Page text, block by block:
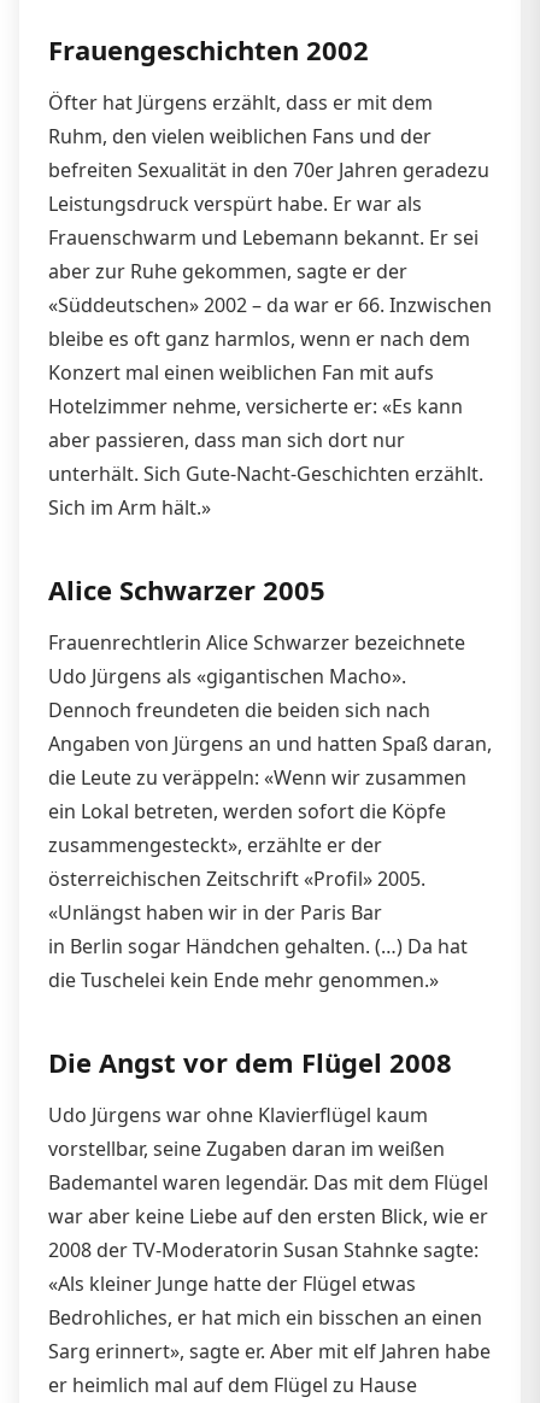
Frauengeschichten 2002
Öfter hat Jürgens erzählt, dass er mit dem
Ruhm, den vielen weiblichen Fans und der
befreiten Sexualität in den 70er Jahren geradezu
Leistungsdruck verspürt habe. Er war als
Frauenschwarm und Lebemann bekannt. Er sei
aber zur Ruhe gekommen, sagte er der
«Süddeutschen» 2002 – da war er 66. Inzwischen
bleibe es oft ganz harmlos, wenn er nach dem
Konzert mal einen weiblichen Fan mit aufs
Hotelzimmer nehme, versicherte er: «Es kann
aber passieren, dass man sich dort nur
unterhält. Sich Gute-Nacht-Geschichten erzählt.
Sich im Arm hält.»
Alice Schwarzer 2005
Frauenrechtlerin Alice Schwarzer bezeichnete
Udo Jürgens als «gigantischen Macho».
Dennoch freundeten die beiden sich nach
Angaben von Jürgens an und hatten Spaß daran,
die Leute zu veräppeln: «Wenn wir zusammen
ein Lokal betreten, werden sofort die Köpfe
zusammengesteckt», erzählte er der
österreichischen Zeitschrift «Profil» 2005.
«Unlängst haben wir in der Paris Bar
in Berlin sogar Händchen gehalten. (…) Da hat
die Tuschelei kein Ende mehr genommen.»
Die Angst vor dem Flügel 2008
Udo Jürgens war ohne Klavierflügel kaum
vorstellbar, seine Zugaben daran im weißen
Bademantel waren legendär. Das mit dem Flügel
war aber keine Liebe auf den ersten Blick, wie er
2008 der TV-Moderatorin Susan Stahnke sagte:
«Als kleiner Junge hatte der Flügel etwas
Bedrohliches, er hat mich ein bisschen an einen
Sarg erinnert», sagte er. Aber mit elf Jahren habe
er heimlich mal auf dem Flügel zu Hause